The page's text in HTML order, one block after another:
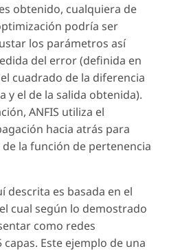
obtenido, cualquiera de
podría ser
los parámetros así
del error (definida en
cuadrado de la diferencia
y el de la salida obtenida).
ANFIS utiliza el
hacia atrás para
la función de pertenencia
descrita es basada en el
cual según lo demostrado
como redes
Este ejemplo de una